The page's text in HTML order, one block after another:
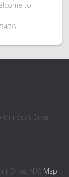
to
Drive,
Drive, NW) Map